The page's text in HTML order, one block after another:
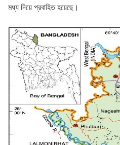
মধ্য দিয়ে প্রবাহিত হয়েছে।